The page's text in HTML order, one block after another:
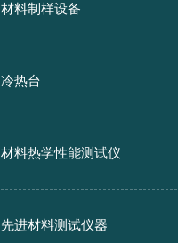
材料制样设备
冷热台
材料热学性能测试仪
先进材料测试仪器